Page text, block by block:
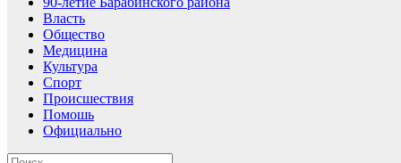
Власть
Общество
Медицина
Культура
Спорт
Происшествия
Помошь
Официально